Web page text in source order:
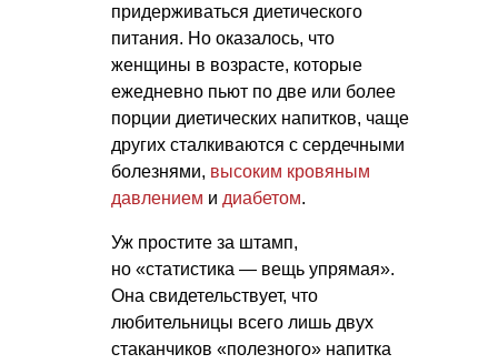
придерживаться диетического
питания. Но оказалось, что
женщины в возрасте, которые
ежедневно пьют по две или более
порции диетических напитков, чаще
других сталкиваются с сердечными
болезнями, высоким кровяным
давлением и диабетом.
Уж простите за штамп,
но «статистика — вещь упрямая».
Она свидетельствует, что
любительницы всего лишь двух
стаканчиков «полезного» напитка